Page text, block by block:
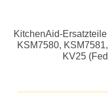
KitchenAid-
KSM7580,
KV25